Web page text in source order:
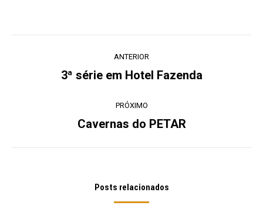
ANTERIOR
Post
3ª série em Hotel Fazenda
PRÓXIMO
Próximo
Cavernas do PETAR
Posts relacionados